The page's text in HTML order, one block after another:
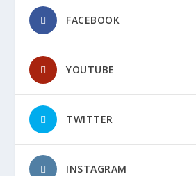
FACEBOOK
YOUTUBE
TWITTER
INSTAGRAM